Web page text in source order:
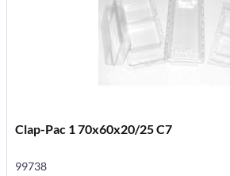
Clap-Pac 1 70x60x20/25 C7
99738